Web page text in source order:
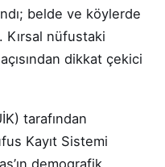
belde ve köylerde
nüfustaki
dikkat çekici
tarafından
Kayıt Sistemi
demografik